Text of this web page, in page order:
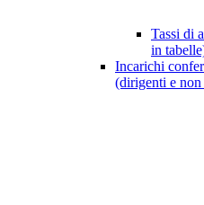
Tassi di
in
Incarichi
(dirigenti e